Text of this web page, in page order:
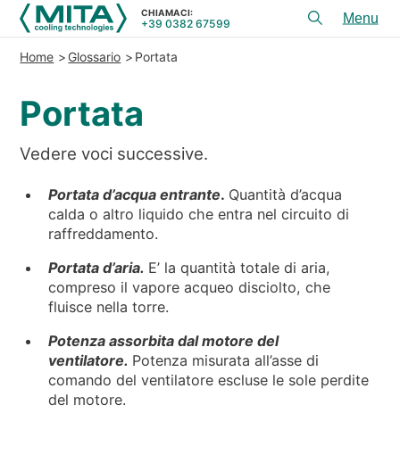
REFERENZE
NEWS & EVENTI
CHIAMACI:
+39 0382 67599
menu
APPLICAZIONI
SERVIZI E CONSULENZA
RISORSE
CONTATTI
CHIAMACI: +39 0382 67599
Home Glossario Portata
Portata
Vedere voci successive.
Portata d’acqua entrante. Quantità d’acqua
calda o altro liquido che entra nel circuito di
raffreddamento.
Portata d’aria. E’ la quantità totale di aria,
compreso il vapore acqueo disciolto, che
fluisce nella torre.
Potenza assorbita dal motore del
ventilatore. Potenza misurata all’asse di
comando del ventilatore escluse le sole perdite
del motore.